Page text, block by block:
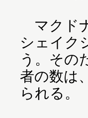
マクド
シェイク
う。その
者の数は
られる。